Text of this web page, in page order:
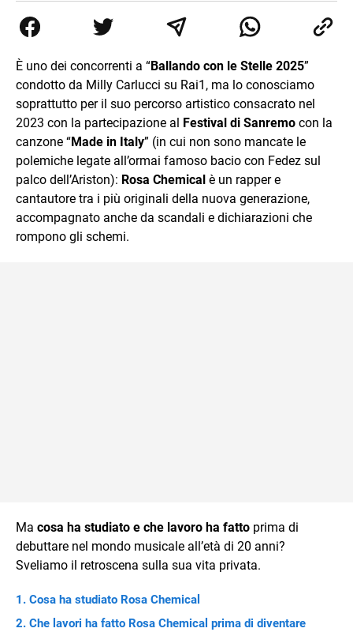
le diverse sfumature dell'informazione e quelle storie di
vita che parlano di luoghi, viaggi unici, cultura e lifestyle,
È uno dei concorrenti a “Ballando con le Stelle 2025”
condotto da Milly Carlucci su Rai1, ma lo conosciamo
soprattutto per il suo percorso artistico consacrato nel
2023 con la partecipazione al Festival di Sanremo con la
canzone “Made in Italy” (in cui non sono mancate le
polemiche legate all’ormai famoso bacio con Fedez sul
palco dell’Ariston): Rosa Chemical è un rapper e
cantautore tra i più originali della nuova generazione,
accompagnato anche da scandali e dichiarazioni che
rompono gli schemi.
Ma cosa ha studiato e che lavoro ha fatto prima di
debuttare nel mondo musicale all’età di 20 anni?
Sveliamo il retroscena sulla sua vita privata.
Cosa ha studiato Rosa Chemical
Che lavori ha fatto Rosa Chemical prima di diventare